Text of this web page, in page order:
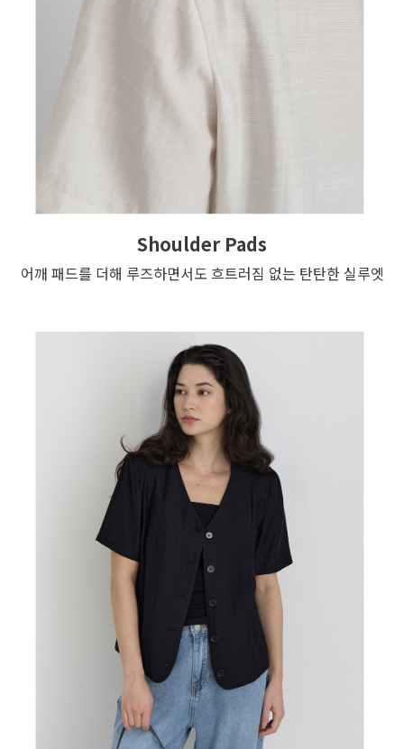
Shoulder Pads
어깨 패드를 더해 루즈하면서도 흐트러짐 없는 탄탄한 실루엣